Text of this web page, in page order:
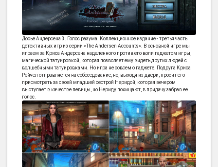
КВЕСТ
КАК СКАЧАТЬ
НОВОСТИ
Досье Андерсена 3. Голос разума. Коллекционное издание - третья часть
детективных игр из серии «The Andersen Accounts». В основной игре мы
играем за Криса Андерсена наделенного против его воли гаджетом игры,
магической татуировкой, которая позволяет ему видеть других людей с
волшебными татуировками. Но игра не совсем о гаджете. Подруга Криса
Рэйчел отправляется на собеседование, но, выходя из двери, просит его
присмотреть за своей младшей сестрой Неридой, которая вечером
выступает в качестве певицы, но Нериду похищают, в придачу забрав ее
голос.